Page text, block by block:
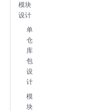
模块
设计
单
仓
库
包
设
计
模
块